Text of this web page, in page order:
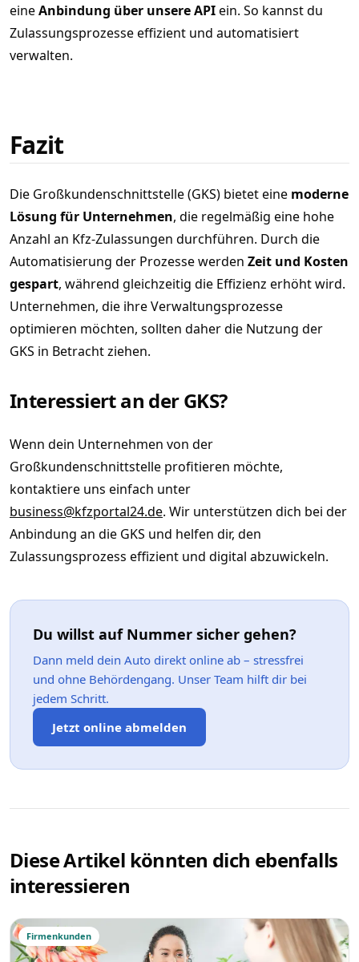
eineAnbindung über unsere APIein. So kannst du
Zulassungsprozesse effizient und automatisiert
verwalten.
Fazit
Die Großkundenschnittstelle (GKS) bietet eine moderne
Lösung für Unternehmen, die regelmäßig eine hohe
Anzahl an Kfz-Zulassungen durchführen. Durch die
Automatisierung der Prozesse werden Zeit und Kosten
gespart, während gleichzeitig die Effizienz erhöht wird.
Unternehmen, die ihre Verwaltungsprozesse
optimieren möchten, sollten daher die Nutzung der
GKS in Betracht ziehen.
Interessiert an der GKS?
Wenn dein Unternehmen von der
Großkundenschnittstelle profitieren möchte,
kontaktiere uns einfach unter
business@kfzportal24.de. Wir unterstützen dich bei der
Anbindung an die GKS und helfen dir, den
Zulassungsprozess effizient und digital abzuwickeln.
Du willst auf Nummer sicher gehen?
Dann meld dein Auto direkt online ab – stressfrei
und ohne Behördengang. Unser Team hilft dir bei
jedem Schritt.
Jetzt online abmelden
Diese Artikel könnten dich ebenfalls
interessieren
Firmenkunden